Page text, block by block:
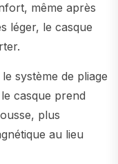
même après
léger, le casque
système de pliage
casque prend
plus
au lieu